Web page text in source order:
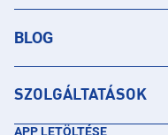
BLOG
SZOLGÁLTATÁSOK
APP LETÖLTÉSE